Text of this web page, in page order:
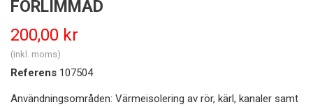
FÖRLIMMAD
200,00 kr
(inkl. moms)
Referens 107504
Användningsområden: Värmeisolering av rör, kärl, kanaler samt